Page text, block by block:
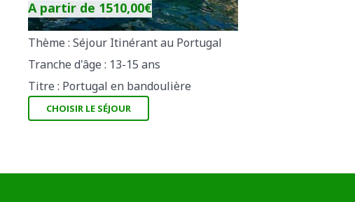
A partir de 1510,00€
Thème : Séjour Itinérant au Portugal
Tranche d'âge : 13-15 ans
Titre : Portugal en bandoulière
CHOISIR LE SÉJOUR